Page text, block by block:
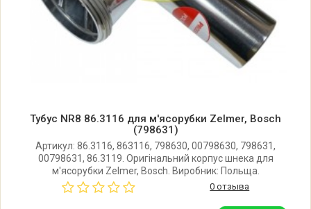
Zelmer Z98683(986.83)
Zelmer Z98683/00
Zelmer Z98684/00
Zelmer Z98685(986.85)
Тубус NR8 86.3116 для м'ясорубки Zelmer, Bosch
(798631)
Артикул: 86.3116, 863116, 798630, 00798630, 798631,
00798631, 86.3119. Оригінальний корпус шнека для
м'ясорубки Zelmer, Bosch. Виробник: Польща.
0 отзыва